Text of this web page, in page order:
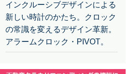
インクルーシブデザインによる
新しい時計のかたち。クロック
の常識を変えるデザイン革新。
アラームクロック・PIVOT。